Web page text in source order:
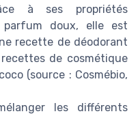
à ses propriétés
doux, elle est
recette de déodorant
de cosmétique
(source : Cosmébio,
les différents